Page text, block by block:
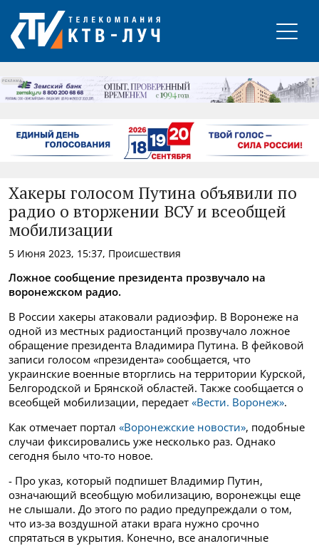
РЕКЛАМА
Хакеры голосом Путина объявили по
радио о вторжении ВСУ и всеобщей
мобилизации
5 Июня 2023, 15:37, Происшествия
Ложное сообщение президента прозвучало на
воронежском радио.
В России хакеры атаковали радиоэфир. В Воронеже на
одной из местных радиостанций прозвучало ложное
обращение президента Владимира Путина. В фейковой
записи голосом «президента» сообщается, что
украинские военные вторглись на территории Курской,
Белгородской и Брянской областей. Также сообщается о
всеобщей мобилизации, передает «Вести. Воронеж».
Как отмечает портал «Воронежские новости», подобные
случаи фиксировались уже несколько раз. Однако
сегодня было что-то новое.
- Про указ, который подпишет Владимир Путин,
означающий всеобщую мобилизацию, воронежцы еще
не слышали. До этого по радио предупреждали о том,
что из-за воздушной атаки врага нужно срочно
спрятаться в укрытия. Конечно, все аналогичные